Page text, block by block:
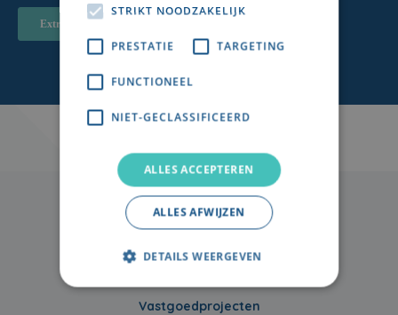
Vastgoedprojecten
STRIKT NOODZAKELIJK
PRESTATIE TARGETING
FUNCTIONEEL
NIET-GECLASSIFICEERD
ALLES ACCEPTEREN
ALLES AFWIJZEN
DETAILS WEERGEVEN